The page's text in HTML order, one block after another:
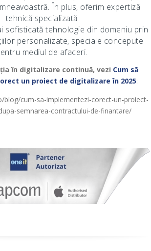
În plus, oferim expertiză
tehnică specializată
sofisticată tehnologie din domeniu prin
personalizate, speciale concepute
mediul de afaceri.
în digitalizare continuă, vezi Cum să
un proiect de digitalizare în 2025:
blog/cum-sa-implementezi-corect-un-proiect-
semnarea-contractului-de-finantare/